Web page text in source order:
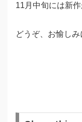
11月中旬には新
どうぞ、お愉しみ